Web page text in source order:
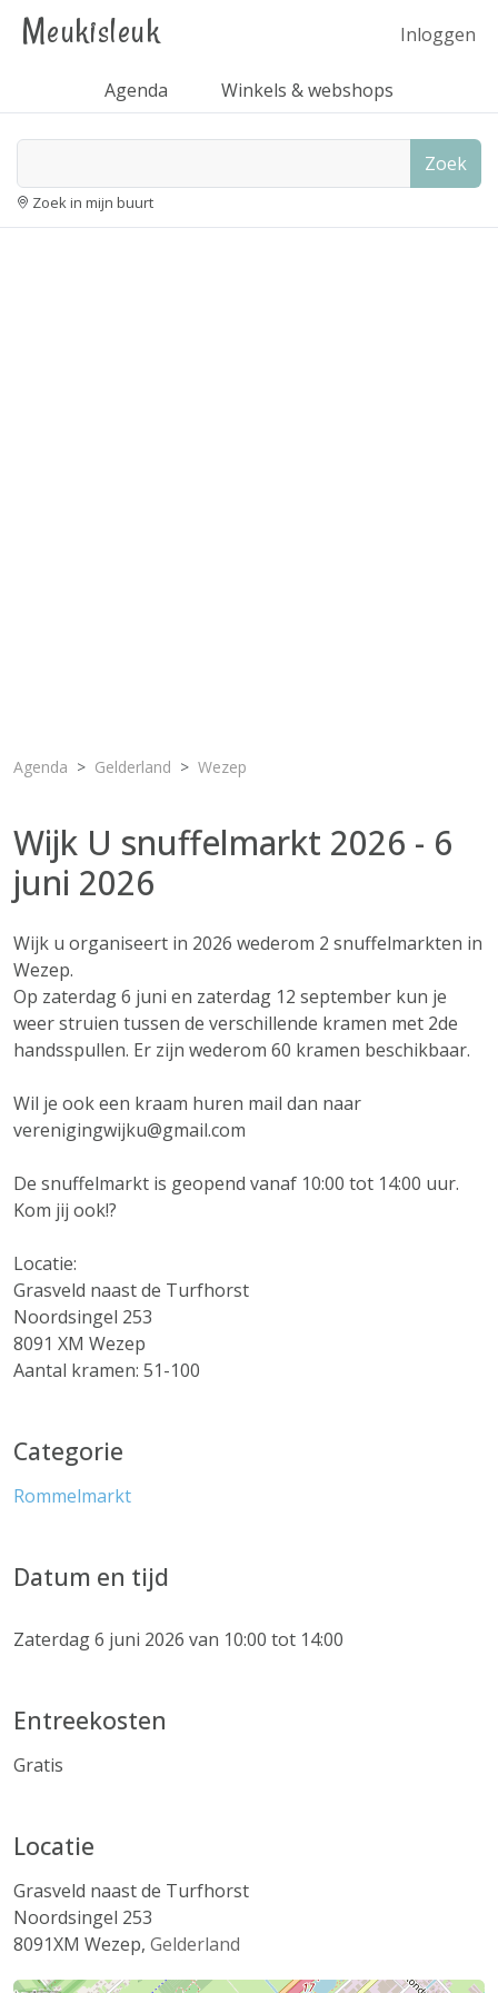
Meukisleuk Inloggen
Agenda Winkels & webshops
Zoek
Zoek in mijn buurt
Agenda Gelderland Wezep
Wijk U snuffelmarkt 2026 - 6
juni 2026
Wijk u organiseert in 2026 wederom 2 snuffelmarkten in
Wezep.
Op zaterdag 6 juni en zaterdag 12 september kun je
weer struien tussen de verschillende kramen met 2de
handsspullen. Er zijn wederom 60 kramen beschikbaar.
Wil je ook een kraam huren mail dan naar
verenigingwijku@gmail.com
De snuffelmarkt is geopend vanaf 10:00 tot 14:00 uur.
Kom jij ook!?
Locatie:
Grasveld naast de Turfhorst
Noordsingel 253
8091 XM Wezep
Aantal kramen: 51-100
Categorie
Rommelmarkt
Datum en tijd
Zaterdag 6 juni 2026 van 10:00 tot 14:00
Entreekosten
Gratis
Locatie
Grasveld naast de Turfhorst
Noordsingel 253
8091XM Wezep, Gelderland